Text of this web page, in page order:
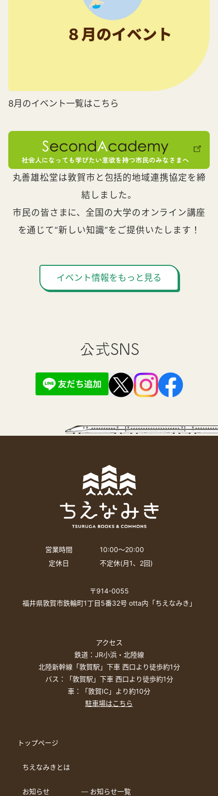
8月のイベント一覧はこちら
丸善雄松堂は敦賀市と包括的地域連携協定を締
結しました。
市民の皆さまに、全国の大学のオンライン講座
を通じて“新しい知識”をご提供いたします！
イベント情報をもっと見る
公式SNS
営業時間
10:00〜20:00
定休日
不定休(月1、2回)
〒914-0055
福井県敦賀市鉄輪町1丁目5番32号 otta内「ちえなみき」
アクセス
鉄道：JR小浜・北陸線
北陸新幹線「敦賀駅」下車 西口より徒歩約1分
バス：「敦賀駅」下車 西口より徒歩約1分
車：「敦賀IC」より約10分
駐車場はこちら
トップページ
ちえなみきとは
お知らせ ― お知らせ一覧